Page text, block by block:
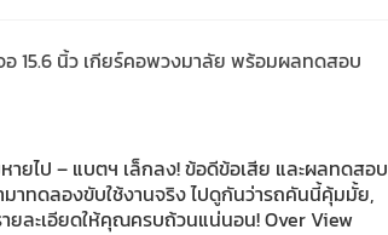
อ 15.6 นิ้ว เกียร์คอพวงมาลัย พร้อมผลทดสอบ
ายไป – แบตฯ เล็กลง! ข้อดีข้อเสีย และผลทดสอบ
มาทดลองขับใช้งานจริง ไปดูกันว่ารถคันนี้คุ้มมั้ย,
ยละเอียดให้คุณครบถ้วนแน่นอน! Over View